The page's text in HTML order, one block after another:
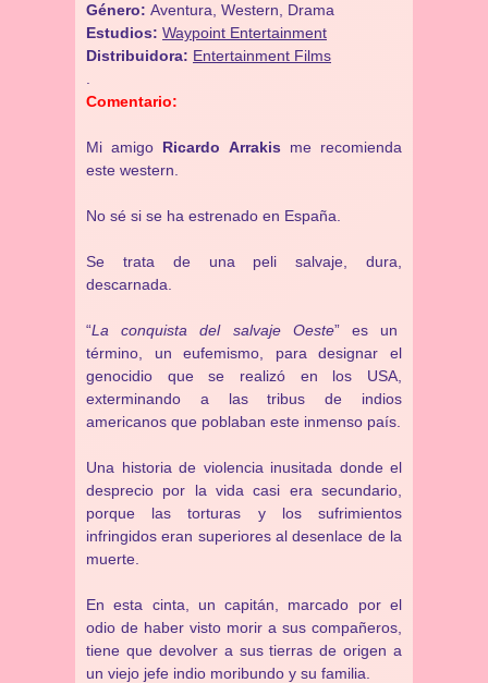
Género: Aventura, Western, Drama
Estudios: Waypoint Entertainment
Distribuidora: Entertainment Films
Comentario:
Mi amigo Ricardo Arrakis me recomienda
este western.
No sé si se ha estrenado en España.
Se trata de una peli salvaje, dura,
descarnada.
“La conquista del salvaje Oeste” es un
término, un eufemismo, para designar el
genocidio que se realizó en los USA,
exterminando a las tribus de indios
americanos que poblaban este inmenso país.
Una historia de violencia inusitada donde el
desprecio por la vida casi era secundario,
porque las torturas y los sufrimientos
infringidos eran superiores al desenlace de la
muerte.
En esta cinta, un capitán, marcado por el
odio de haber visto morir a sus compañeros,
tiene que devolver a sus tierras de origen a
un viejo jefe indio moribundo y su familia.